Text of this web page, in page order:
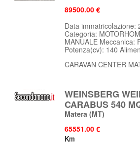
89500.00 €
Data immatricolazione:
Categoria:
MANUALE Meccanica:
Potenza(cv): 140
CARAVAN CENTER
WEINSBERG
CARABUS 540
Matera (MT)
65551.00 €
Km